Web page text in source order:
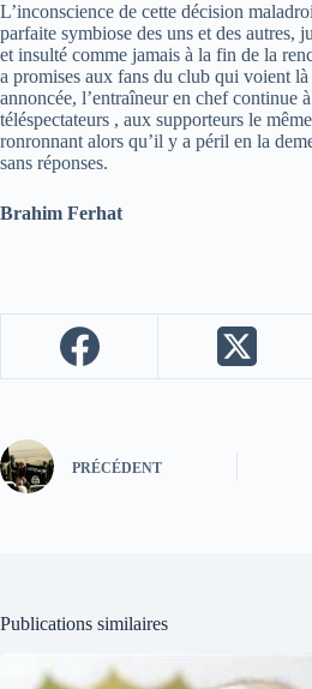
L’inconscience de cette décision
parfaite symbiose des uns et des autres,
et insulté comme jamais à la fin de la
a promises aux fans du club qui voient là
annoncée, l’entraîneur en chef continue
téléspectateurs , aux supporteurs le
ronronnant alors qu’il y a péril en la
sans réponses.
Brahim Ferhat
PRÉCÉDENT
Publications similaires